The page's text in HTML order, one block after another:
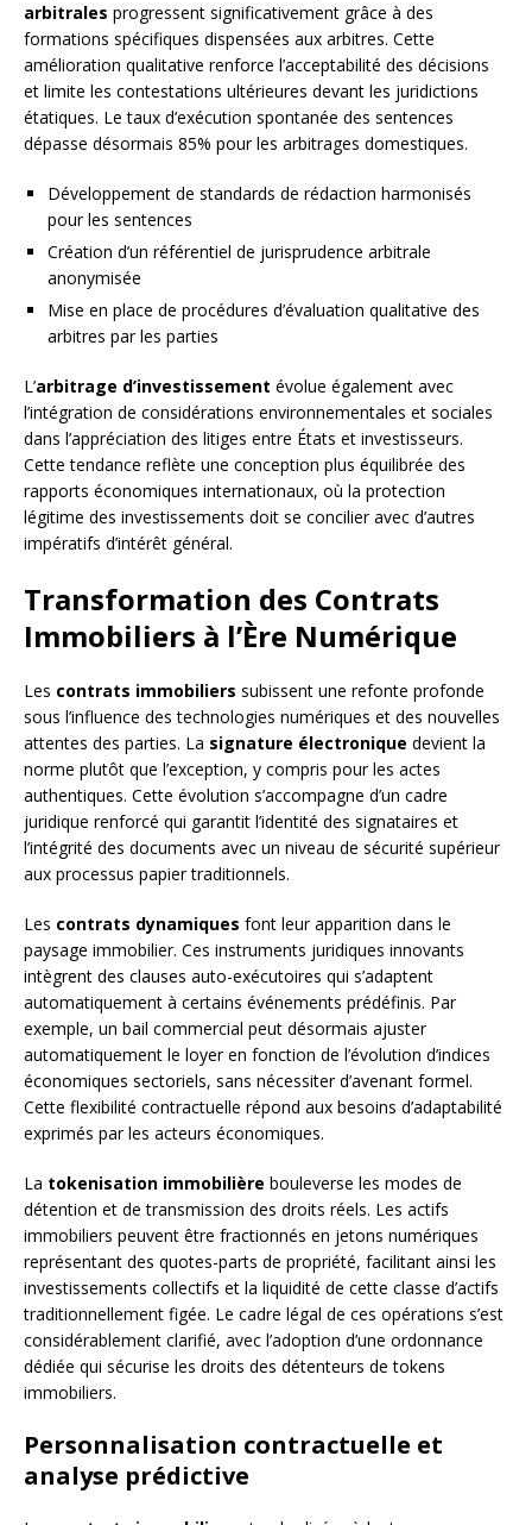
arbitrales progressent significativement grâce à des
formations spécifiques dispensées aux arbitres. Cette
amélioration qualitative renforce l’acceptabilité des décisions
et limite les contestations ultérieures devant les juridictions
étatiques. Le taux d’exécution spontanée des sentences
dépasse désormais 85% pour les arbitrages domestiques.
Développement de standards de rédaction harmonisés
pour les sentences
Création d’un référentiel de jurisprudence arbitrale
anonymisée
Mise en place de procédures d’évaluation qualitative des
arbitres par les parties
L’arbitrage d’investissement évolue également avec
l’intégration de considérations environnementales et sociales
dans l’appréciation des litiges entre États et investisseurs.
Cette tendance reflète une conception plus équilibrée des
rapports économiques internationaux, où la protection
légitime des investissements doit se concilier avec d’autres
impératifs d’intérêt général.
Transformation des Contrats
Immobiliers à l’Ère Numérique
Les contrats immobiliers subissent une refonte profonde
sous l’influence des technologies numériques et des nouvelles
attentes des parties. La signature électronique devient la
norme plutôt que l’exception, y compris pour les actes
authentiques. Cette évolution s’accompagne d’un cadre
juridique renforcé qui garantit l’identité des signataires et
l’intégrité des documents avec un niveau de sécurité supérieur
aux processus papier traditionnels.
Les contrats dynamiques font leur apparition dans le
paysage immobilier. Ces instruments juridiques innovants
intègrent des clauses auto-exécutoires qui s’adaptent
automatiquement à certains événements prédéfinis. Par
exemple, un bail commercial peut désormais ajuster
automatiquement le loyer en fonction de l’évolution d’indices
économiques sectoriels, sans nécessiter d’avenant formel.
Cette flexibilité contractuelle répond aux besoins d’adaptabilité
exprimés par les acteurs économiques.
La tokenisation immobilière bouleverse les modes de
détention et de transmission des droits réels. Les actifs
immobiliers peuvent être fractionnés en jetons numériques
représentant des quotes-parts de propriété, facilitant ainsi les
investissements collectifs et la liquidité de cette classe d’actifs
traditionnellement figée. Le cadre légal de ces opérations s’est
considérablement clarifié, avec l’adoption d’une ordonnance
dédiée qui sécurise les droits des détenteurs de tokens
immobiliers.
Personnalisation contractuelle et
analyse prédictive